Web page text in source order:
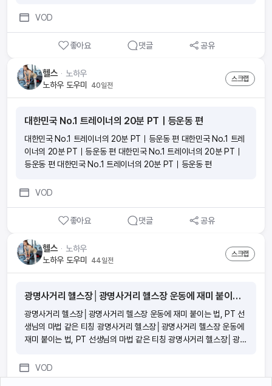
년 자영업 연쇄 몰락의 진짜 이유 ) 화려했던 PT 트레이너들, 그 많던
VOD
좋아요 댓글 공유
헬스 ᆞ 노하우
노하우 도우미
40일전
스크랩
대한민국 No.1 트레이너의 20분 PT｜등운동 편
대한민국 No.1 트레이너의 20분 PT｜등운동 편 대한민국 No.1 트레
이너의 20분 PT｜등운동 편 대한민국 No.1 트레이너의 20분 PT｜
등운동 편 대한민국 No.1 트레이너의 20분 PT｜등운동 편
VOD
좋아요 댓글 공유
헬스 ᆞ 노하우
노하우 도우미
44일전
스크랩
광명사거리 헬스장│광명사거리 헬스장 운동에 재미 붙이는 법, PT 선생님의 마법 같은 티칭
광명사거리 헬스장│광명사거리 헬스장 운동에 재미 붙이는 법, PT 선
생님의 마법 같은 티칭 광명사거리 헬스장│광명사거리 헬스장 운동에
재미 붙이는 법, PT 선생님의 마법 같은 티칭 광명사거리 헬스장│광명
명사거리 헬스장│광명사거리 헬스장 운동에 재미 붙이는 법, PT 선생
님의 마법 같은 티칭
VOD